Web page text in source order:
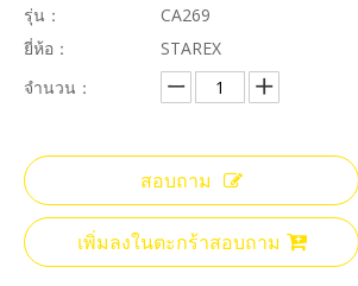
รุ่น：
CA269
ยี่ห้อ：
STAREX
จำนวน：
สอบถาม
เพิ่มลงในตะกร้าสอบถาม